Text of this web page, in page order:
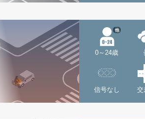
0～24歳
他
信号なし 交